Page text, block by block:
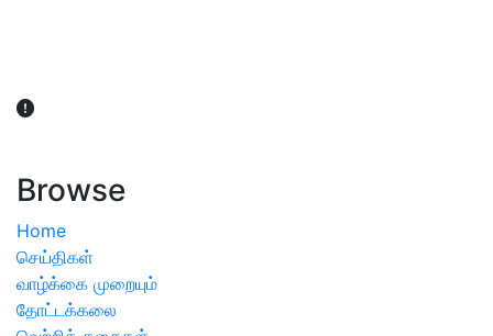
Browse
Home
செய்திகள்
வாழ்க்கை முறையும்
தோட்டக்கலை